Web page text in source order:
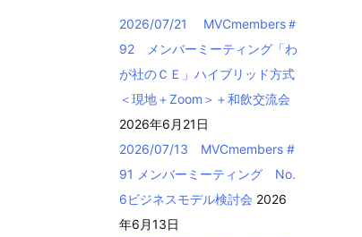
2026/07/21 MVCmembers＃
92 メンバーミーティング「わ
が社のＣＥ」ハイブリッド方式
＜現地＋Zoom＞＋和飲交流会
2026年6月21日
2026/07/13 MVCmembers #
91 メンバーミーティング No.
6ビジネスモデル検討会 2026
年6月13日